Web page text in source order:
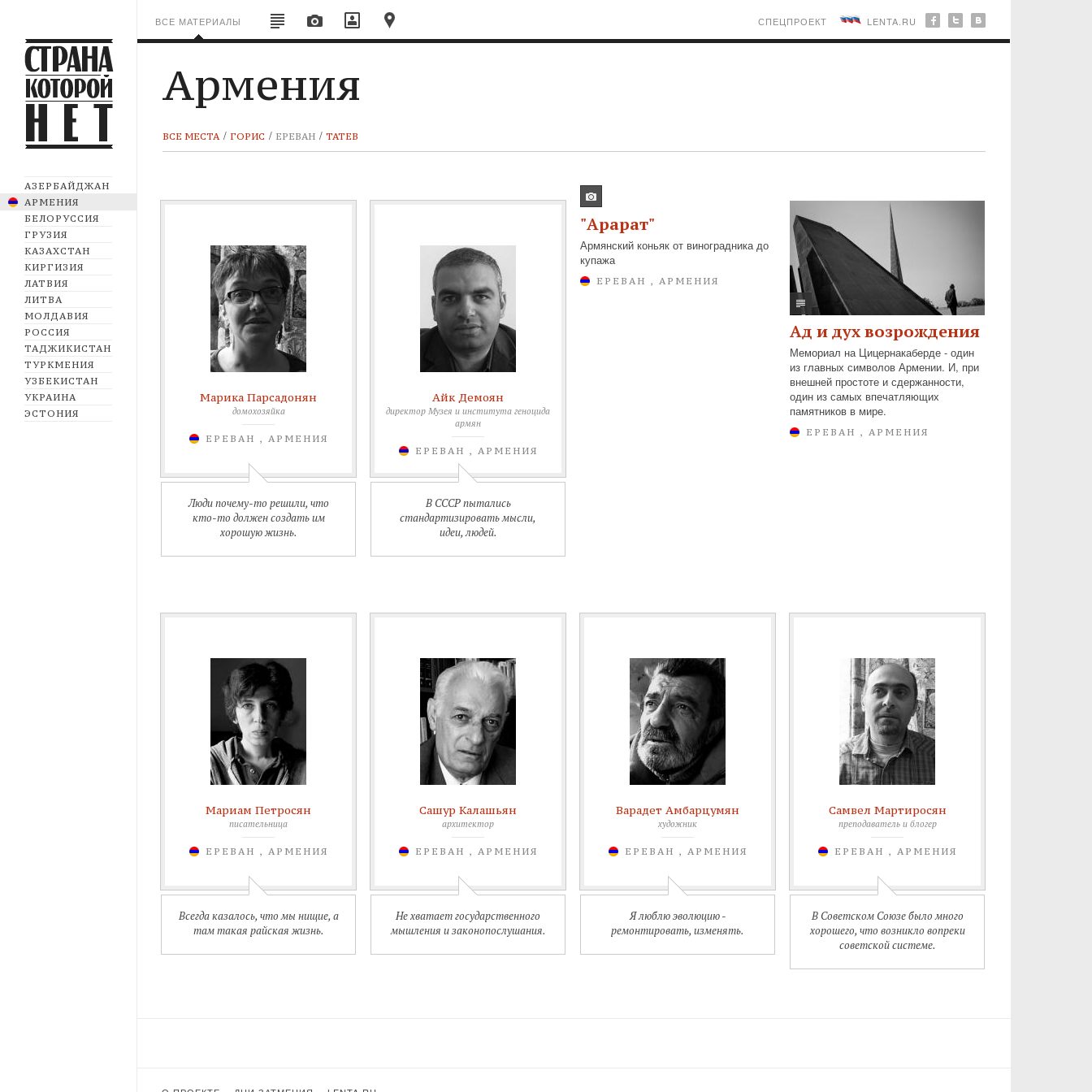
АЗЕРБАЙДЖАН
АРМЕНИЯ
БЕЛОРУССИЯ
ГРУЗИЯ
КАЗАХСТАН
КИРГИЗИЯ
ЛАТВИЯ
ЛИТВА
МОЛДАВИЯ
РОССИЯ
ТАДЖИКИСТАН
ТУРКМЕНИЯ
УЗБЕКИСТАН
УКРАИНА
ЭСТОНИЯ
ВСЕ МАТЕРИАЛЫ СПЕЦПРОЕКТ LENTA.RU
Армения
ВСЕ МЕСТА ГОРИС ЕРЕВАН ТАТЕВ
Марика Парсадонян
домохозяйка
ЕРЕВАН , АРМЕНИЯ
Люди почему-то решили, что
кто-то должен создать им
хорошую жизнь.
Айк Демоян
директор Музея и института геноцида
армян
ЕРЕВАН , АРМЕНИЯ
В СССР пытались
стандартизировать мысли,
идеи, людей.
"Арарат"
Армянский коньяк от виноградника до
купажа
ЕРЕВАН , АРМЕНИЯ
Ад и дух возрождения
Мемориал на Цицернакаберде - один
из главных символов Армении. И, при
внешней простоте и сдержанности,
один из самых впечатляющих
памятников в мире.
ЕРЕВАН , АРМЕНИЯ
Мариам Петросян
писательница
ЕРЕВАН , АРМЕНИЯ
Всегда казалось, что мы нищие, а
там такая райская жизнь.
Сашур Калашьян
архитектор
ЕРЕВАН , АРМЕНИЯ
Не хватает государственного
мышления и законопослушания.
Варадет Амбарцумян
художник
ЕРЕВАН , АРМЕНИЯ
Я люблю эволюцию -
ремонтировать, изменять.
Самвел Мартиросян
преподаватель и блогер
ЕРЕВАН , АРМЕНИЯ
В Советском Союзе было много
хорошего, что возникло вопреки
советской системе.